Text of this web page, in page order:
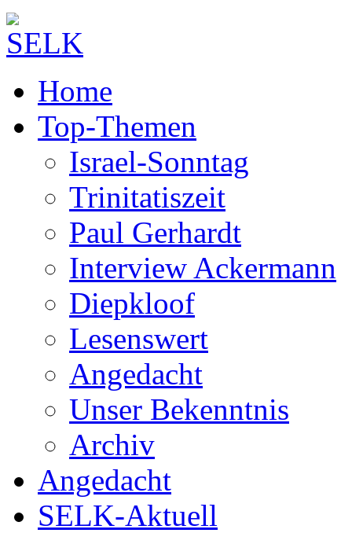
Home
Top-Themen
Israel-Sonntag
Trinitatiszeit
Paul Gerhardt
Interview Ackermann
Diepkloof
Lesenswert
Angedacht
Unser Bekenntnis
Archiv
Angedacht
SELK-Aktuell